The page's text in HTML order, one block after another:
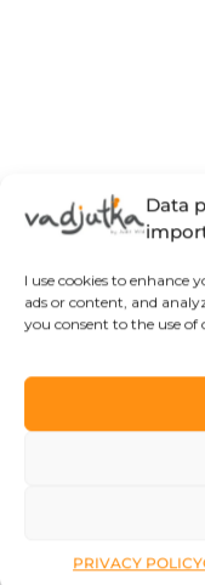
Data
I use cookies to enhance
ads or content, and
you consent to the use of
PRIVACY POLICY